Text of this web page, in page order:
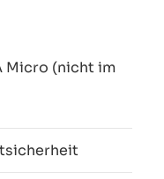
Micro (nicht im